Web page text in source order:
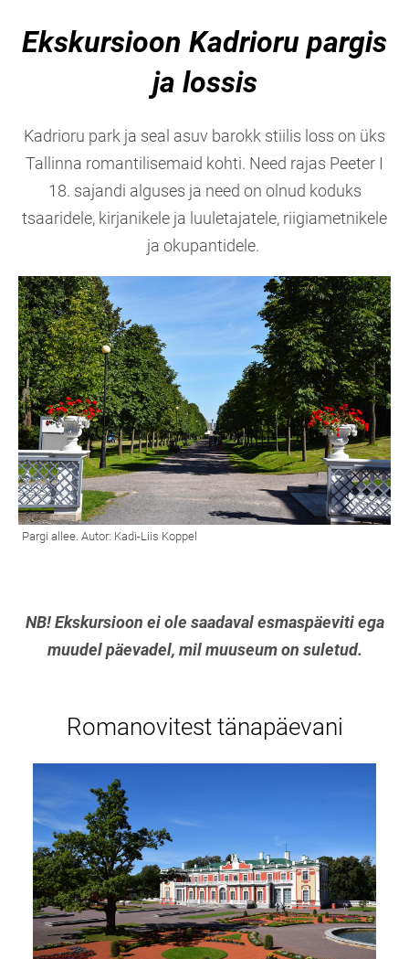
Ekskursioon Kadrioru pargis
ja lossis
Kadrioru park ja seal asuv barokk stiilis loss on üks
Tallinna romantilisemaid kohti. Need rajas Peeter I
18. sajandi alguses ja need on olnud koduks
tsaaridele, kirjanikele ja luuletajatele, riigiametnikele
ja okupantidele.
NB! Ekskursioon ei ole saadaval esmaspäeviti ega
muudel päevadel, mil muuseum on suletud.
Romanovitest tänapäevani